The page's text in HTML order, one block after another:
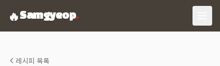
🔥Samgyeop.
레시피 목록